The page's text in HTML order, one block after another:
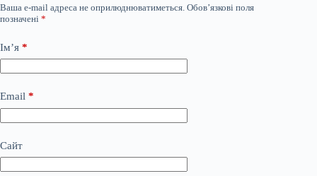
Ваша e-mail адреса не оприлюднюватиметься. Обов’язкові поля
позначені *
Ім’я *
Email *
Сайт